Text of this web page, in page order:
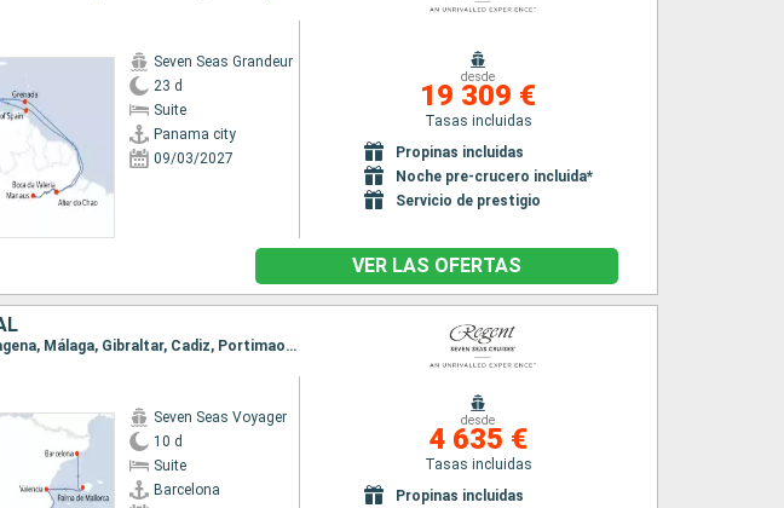
Seven Seas Grandeur
23 d
Suite
Panama city
09/03/2027
desde
19 309 €
Tasas incluidas
Propinas incluidas
Noche pre-crucero incluida*
Servicio de prestigio
VER LAS OFERTAS
Itinerario : Barcelona, Palma de Mallorca, Valencia, Cartagena, Málaga, Gibraltar, Cadiz, Portimao, Lisboa
Seven Seas Voyager
10 d
Suite
Barcelona
desde
4 635 €
Tasas incluidas
Propinas incluidas